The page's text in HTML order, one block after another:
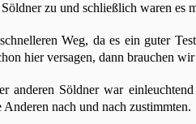
zu und schließlich waren es
Weg, da es ein guter
hier versagen, dann brauchen
anderen Söldner war
nach und nach zustimmten.